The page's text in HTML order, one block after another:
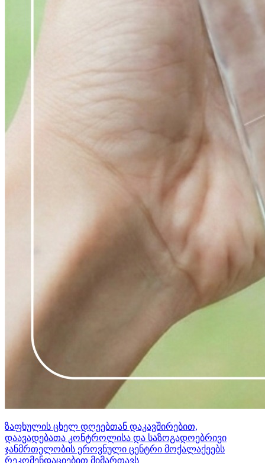
ზაფხულის ცხელ დღეებთან დაკავშირებით,
დაავადებათა კონტროლისა და საზოგადოებრივი
ჯანმრთელობის ეროვნული ცენტრი მოქალაქეებს
რეკომენდაციებით მიმართავს